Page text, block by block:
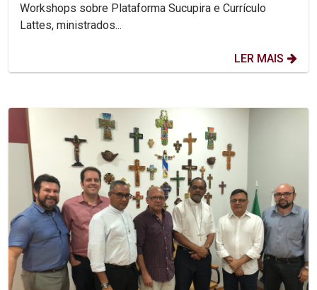
Workshops sobre Plataforma Sucupira e Currículo
Lattes, ministrados...
LER MAIS